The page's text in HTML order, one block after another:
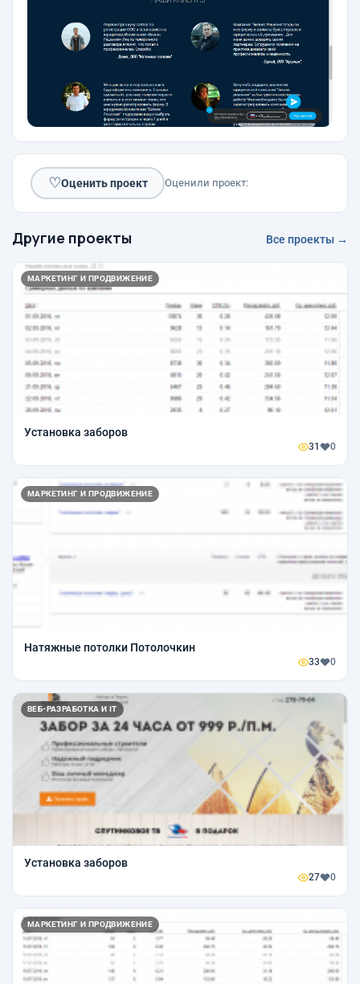
♡Оценить проект Оценили проект:
Другие проекты Все проекты →
МАРКЕТИНГ И ПРОДВИЖЕНИЕ
Установка заборов
31 0
МАРКЕТИНГ И ПРОДВИЖЕНИЕ
Натяжные потолки Потолочкин
33 0
ВЕБ-РАЗРАБОТКА И IT
Установка заборов
27 0
МАРКЕТИНГ И ПРОДВИЖЕНИЕ